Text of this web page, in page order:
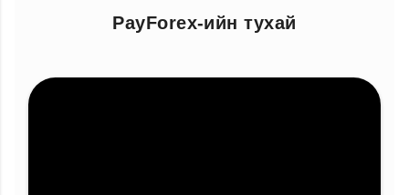
PayForex-ийн тухай